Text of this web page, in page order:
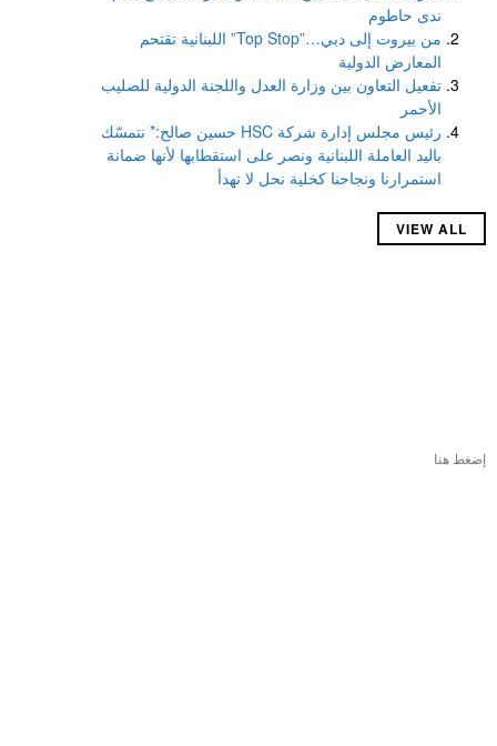
ندى حاطوم
من بيروت إلى دبي…”Top Stop” اللبنانية تقتحم
المعارض الدولية
تفعيل التعاون بين وزارة العدل واللجنة الدولية للصليب
الأحمر
رئيس مجلس إدارة شركة HSC حسين صالح:* نتمسّك
باليد العاملة اللبنانية ونصر على استقطابها لأنها ضمانة
استمرارنا ونجاحنا كخلية نحل لا تهدأ
VIEW ALL
إضغط هنا